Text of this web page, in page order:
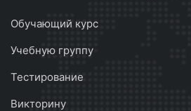
Обучающий курс
Учебную группу
Тестирование
Викторину